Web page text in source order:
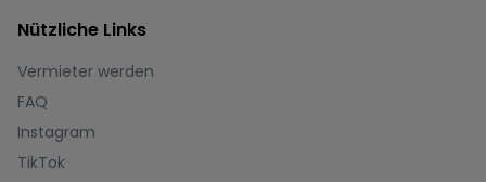
Nützliche Links
Vermieter werden
FAQ
Instagram
TikTok